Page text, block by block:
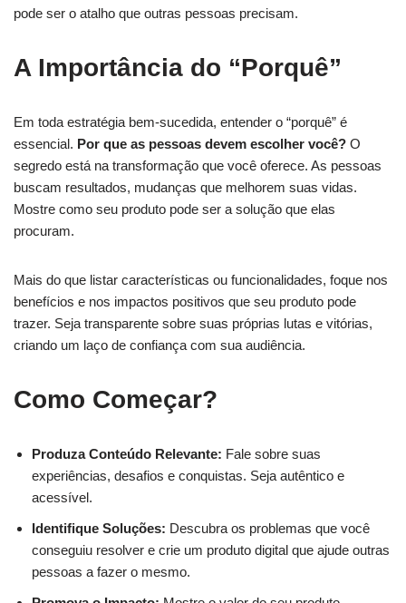
pode ser o atalho que outras pessoas precisam.
A Importância do “Porquê”
Em toda estratégia bem-sucedida, entender o “porquê” é
essencial. Por que as pessoas devem escolher você? O
segredo está na transformação que você oferece. As pessoas
buscam resultados, mudanças que melhorem suas vidas.
Mostre como seu produto pode ser a solução que elas
procuram.
Mais do que listar características ou funcionalidades, foque nos
benefícios e nos impactos positivos que seu produto pode
trazer. Seja transparente sobre suas próprias lutas e vitórias,
criando um laço de confiança com sua audiência.
Como Começar?
Produza Conteúdo Relevante: Fale sobre suas
experiências, desafios e conquistas. Seja autêntico e
acessível.
Identifique Soluções: Descubra os problemas que você
conseguiu resolver e crie um produto digital que ajude outras
pessoas a fazer o mesmo.